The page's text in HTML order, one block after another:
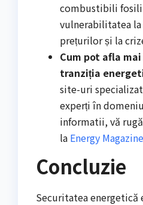
combustibili
vulnerabilitatea
prețurilor și la
Cum pot afla
tranziția
site-uri
experți în
informatii, vă
la Energy
Concluzie
Securitatea energetică